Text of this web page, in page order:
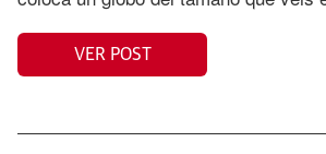
VER POST